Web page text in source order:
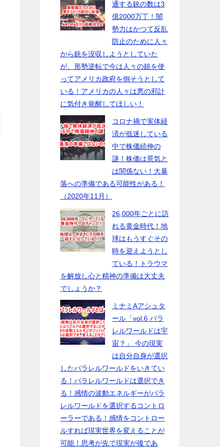
通する銃の数は3
億2000万丁！闇
勢力はかつて反乱
防止のために人々
から銃を没収しようとしていた
が、形勢逆転で今は人々の銃を使
ってアメリカ政府を倒そうとして
いる！アメリカの人々は悪の邪計
に気付き覚醒してほしい！
コロナ禍で実体経
済が低迷している
中で株価続伸の
謎！株価は景気と
は関係ない！大暴
落への準備である可能性がある！
（2020年11月）
26,000年ごとに訪
れる黄金時代！地
球はもうすぐその
時を迎えようとし
ている！トラウマ
を解放し心と精神の準備は大丈夫
でしょうか？
ミナミAアシュタ
ール「vol.6 パラ
レルワールドは宇
宙？」 今の現実
は自分自身が選択
したパラレルワールドをいきてい
る！パラレルワールドは選択でき
る！感情の波動エネルギーがパラ
レルワールドを選択するコントロ
ーラーである！感情をコントロー
ルすれば現実世界を変えることが
可能！思考が先で現実が後であ